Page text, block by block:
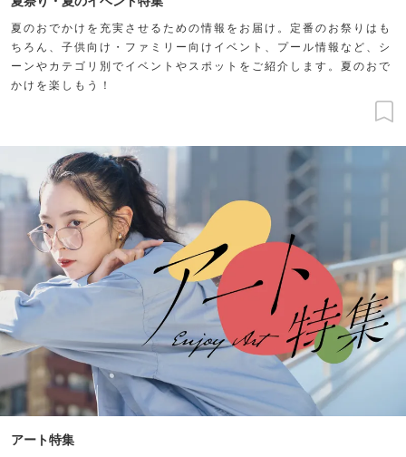
夏のおでかけを充実させるための情報をお届け。定番のお祭りはも
ちろん、子供向け・ファミリー向けイベント、プール情報など、シ
ーンやカテゴリ別でイベントやスポットをご紹介します。夏のおで
かけを楽しもう！
アート特集